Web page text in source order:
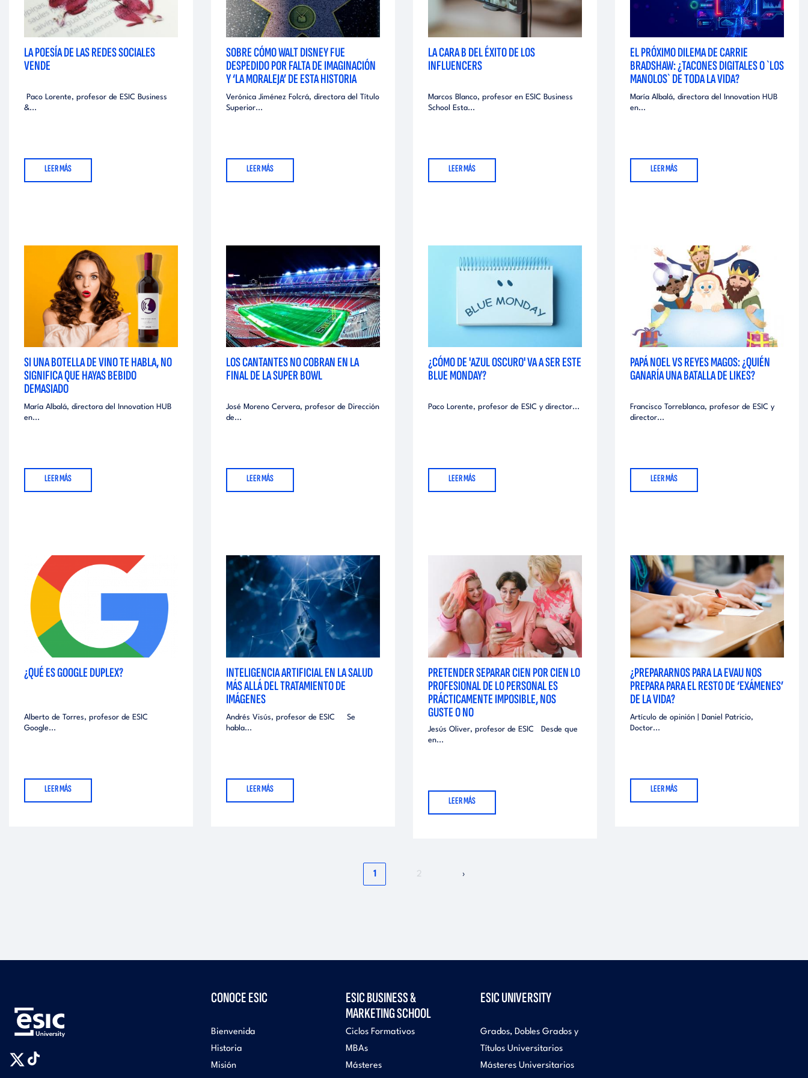
a
d
e
r
e
s
a
LA POESÍA DE LAS REDES SOCIALES
VENDE
Paco Lorente, profesor de ESIC Business
&...
LEER MÁS
SOBRE CÓMO WALT DISNEY FUE
DESPEDIDO POR FALTA DE IMAGINACIÓN
Y ‘LA MORALEJA’ DE ESTA HISTORIA
Verónica Jiménez Folcrá, directora del Título
Superior...
LEER MÁS
LA CARA B DEL ÉXITO DE LOS
INFLUENCERS
Marcos Blanco, profesor en ESIC Business
School Esta...
LEER MÁS
EL PRÓXIMO DILEMA DE CARRIE
BRADSHAW: ¿TACONES DIGITALES O `LOS
MANOLOS` DE TODA LA VIDA?
María Albalá, directora del Innovation HUB
en...
LEER MÁS
SI UNA BOTELLA DE VINO TE HABLA, NO
SIGNIFICA QUE HAYAS BEBIDO
DEMASIADO
María Albalá, directora del Innovation HUB
en...
LEER MÁS
LOS CANTANTES NO COBRAN EN LA
FINAL DE LA SUPER BOWL
José Moreno Cervera, profesor de Dirección
de...
LEER MÁS
¿CÓMO DE 'AZUL OSCURO' VA A SER ESTE
BLUE MONDAY?
Paco Lorente, profesor de ESIC y director...
LEER MÁS
PAPÁ NOEL VS REYES MAGOS: ¿QUIÉN
GANARÍA UNA BATALLA DE LIKES?
Francisco Torreblanca, profesor de ESIC y
director...
LEER MÁS
¿QUÉ ES GOOGLE DUPLEX?
Alberto de Torres, profesor de ESIC
Google...
LEER MÁS
INTELIGENCIA ARTIFICIAL EN LA SALUD
MÁS ALLÁ DEL TRATAMIENTO DE
IMÁGENES
Andrés Visús, profesor de ESIC Se
habla...
LEER MÁS
PRETENDER SEPARAR CIEN POR CIEN LO
PROFESIONAL DE LO PERSONAL ES
PRÁCTICAMENTE IMPOSIBLE, NOS
GUSTE O NO
Jesús Oliver, profesor de ESIC Desde que
en...
LEER MÁS
¿PREPARARNOS PARA LA EVAU NOS
PREPARA PARA EL RESTO DE ‘EXÁMENES’
DE LA VIDA?
Artículo de opinión | Daniel Patricio,
Doctor...
LEER MÁS
Página
1
Página
2 ›
CONOCE ESIC
Bienvenida
Historia
Misión
ESIC BUSINESS &
MARKETING SCHOOL
Ciclos Formativos
MBAs
Másteres
ESIC UNIVERSITY
Grados, Dobles Grados y
Títulos Universitarios
Másteres Universitarios